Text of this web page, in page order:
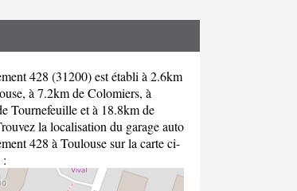
428 (31200) est établi à 2.6km
à 7.2km de Colomiers, à
Tournefeuille et à 18.8km de
la localisation du garage auto
428 à Toulouse sur la carte ci-
: